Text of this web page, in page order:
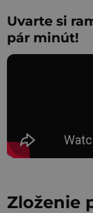
Uvarte si
pár minút!
Zloženie